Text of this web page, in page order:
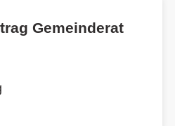
Gemeinderat